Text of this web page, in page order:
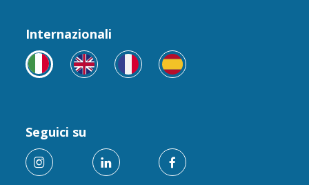
Internazionali
Seguici su